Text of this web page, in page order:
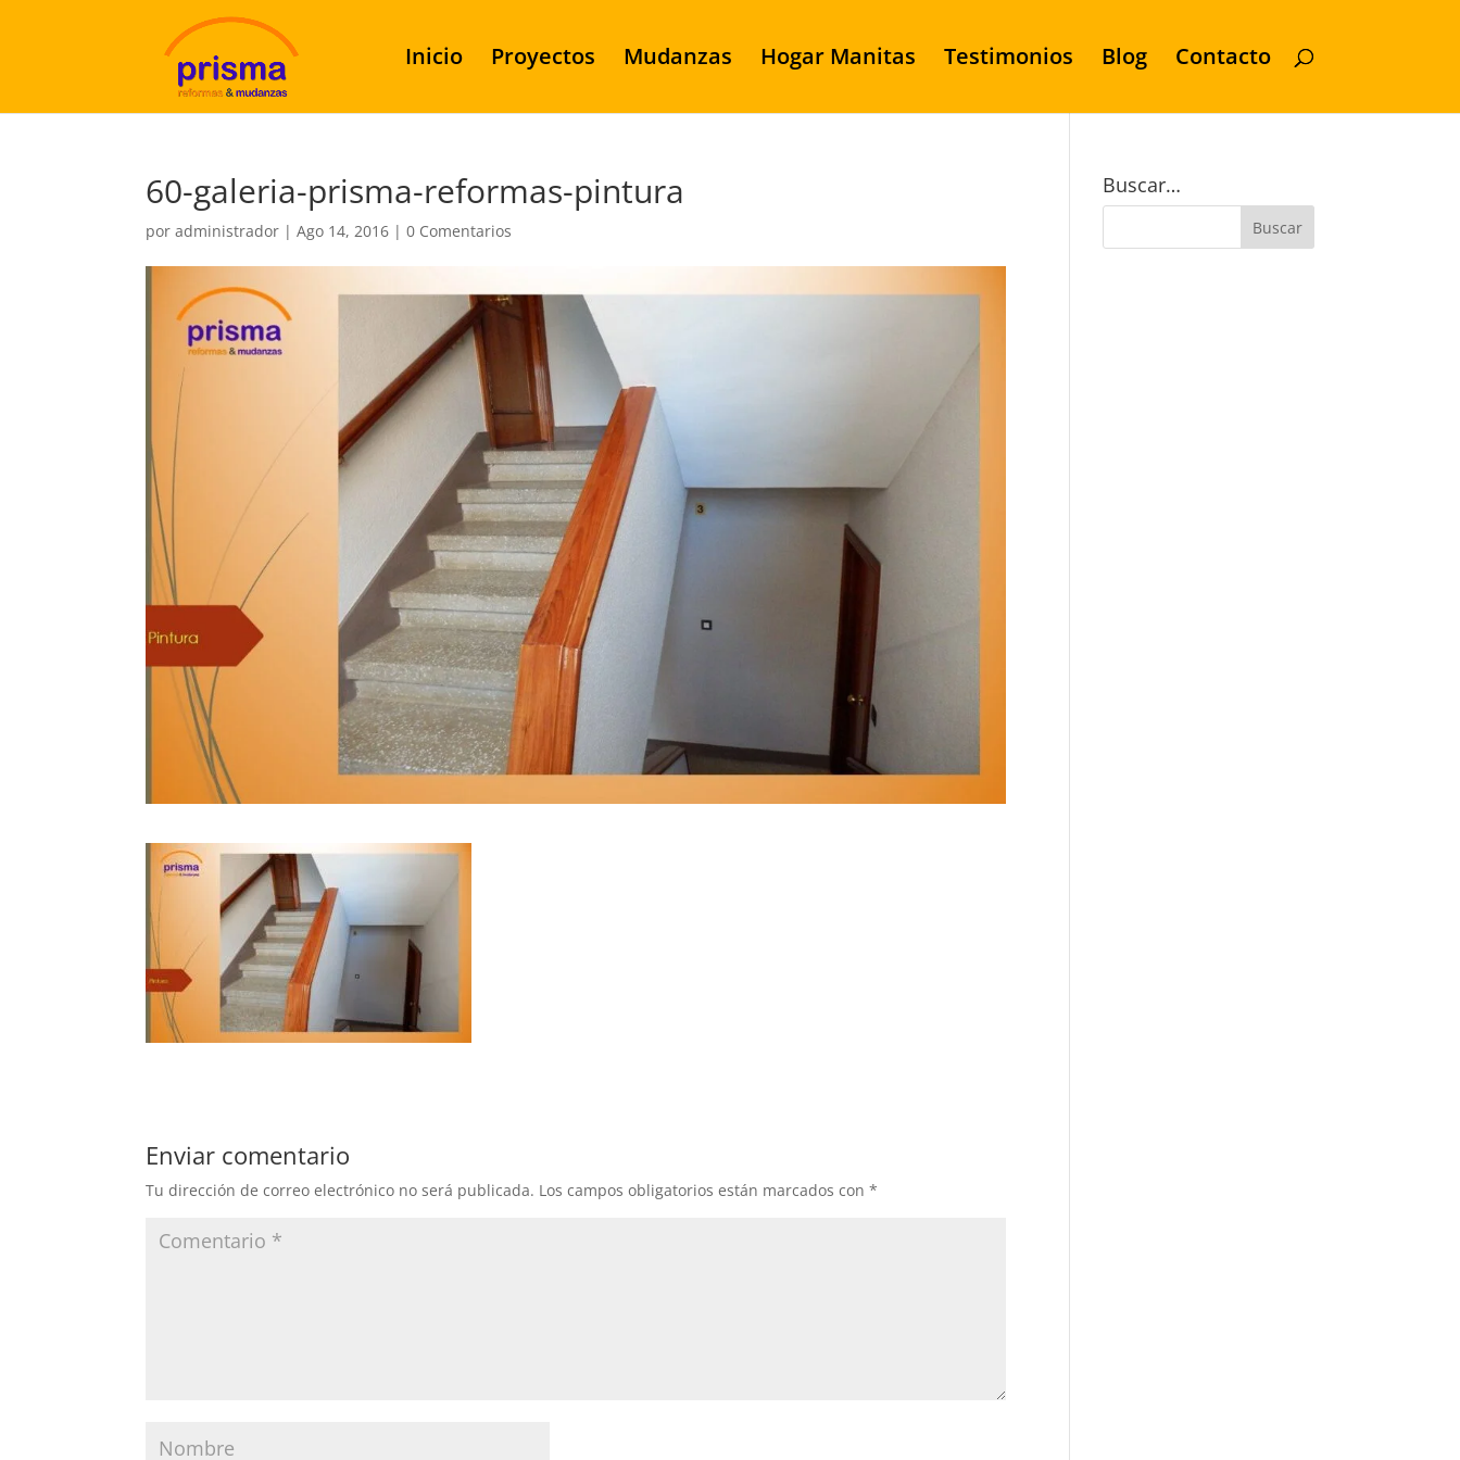
Inicio Proyectos Mudanzas Hogar Manitas Testimonios Blog Contacto
60-galeria-prisma-reformas-pintura
poradministrador |Ago 14, 2016 |0 Comentarios
Enviar comentario
Tu dirección de correo electrónico no será publicada. Los campos obligatorios están marcados con*
Buscar…